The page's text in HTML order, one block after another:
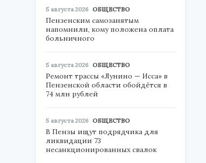
5 августа 2026 ОБЩЕСТВО
Пензенским самозанятым
напомнили, кому положена оплата
больничного
5 августа 2026 ОБЩЕСТВО
Ремонт трассы «Лунино — Исса» в
Пензенской области обойдётся в
74 млн рублей
5 августа 2026 ОБЩЕСТВО
В Пензы ищут подрядчика для
ликвидации 73
несанкционированных свалок